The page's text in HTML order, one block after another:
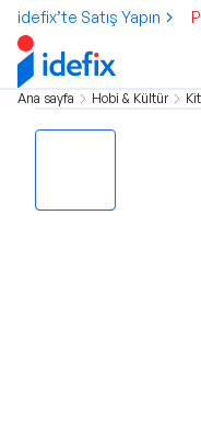
idefix’te Satış Yapın
Ana sayfa Hobi & Kültür